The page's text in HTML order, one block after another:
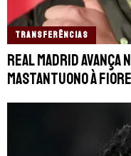
TRANSFERÊNCIAS
Real Madrid avança
Mastantuono à